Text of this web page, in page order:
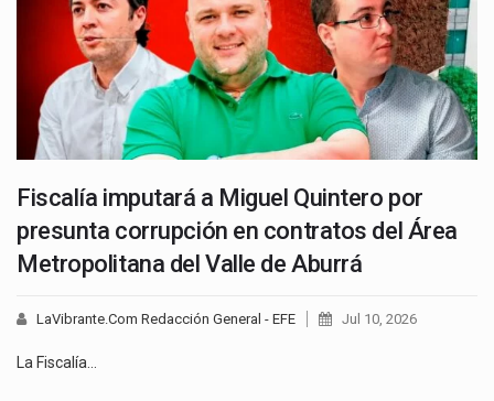
Fiscalía imputará a Miguel Quintero por
presunta corrupción en contratos del Área
Metropolitana del Valle de Aburrá
LaVibrante.Com Redacción General - EFE Jul 10, 2026
La Fiscalía…